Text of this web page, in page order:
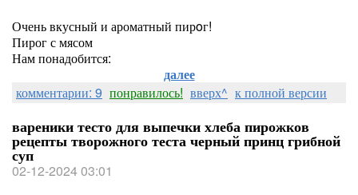
Очень вкусный и ароматный пирoг!
Пирог с мясом
Нам понадобится:
далее
комментарии: 9 понравилось! вверх^ к полной версии
вареники тесто для выпечки хлеба пирожков
рецепты творожного теста черный принц грибной
суп
02-12-2024 03:01